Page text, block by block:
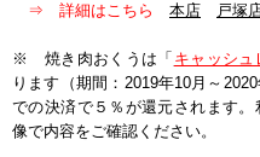
⇒ 詳細はこちら
本店 戸塚
※ 焼き肉おくうは「 キャッシ
ります（期間：2019年10月～
での決済で５％が還元されます
像で内容をご確認ください。